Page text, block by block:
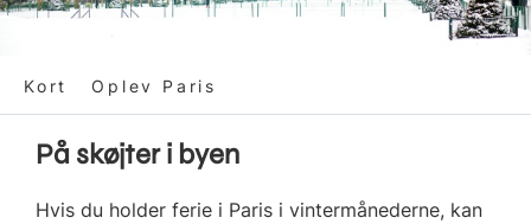
Kort Oplev Paris
På skøjter i byen
Hvis du holder ferie i Paris i vintermånederne, kan